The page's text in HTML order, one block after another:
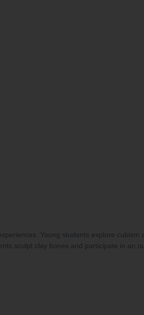
Young students explore cubism
sculpt clay bones and participate in an